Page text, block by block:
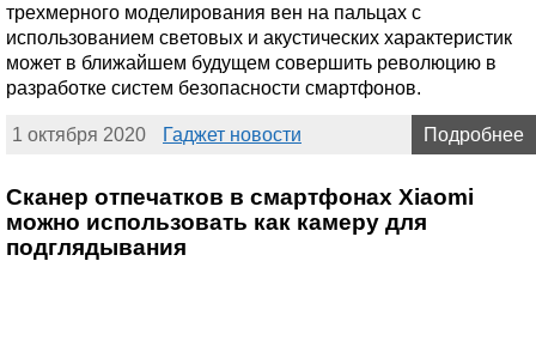
трехмерного моделирования вен на пальцах с
использованием световых и акустических характеристик
может в ближайшем будущем совершить революцию в
разработке систем безопасности смартфонов.
1 октября 2020 Гаджет новости Подробнее
Cканер отпечатков в смартфонах Xiaomi
можно использовать как камеру для
подглядывания